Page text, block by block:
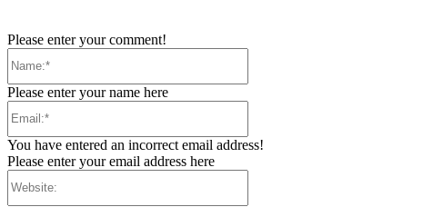
Please enter your comment!
Please enter your name here
You have entered an incorrect email address!
Please enter your email address here